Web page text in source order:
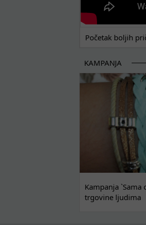
Početak boljih
KAMPANJA
Kampanja
trgovine ljudima